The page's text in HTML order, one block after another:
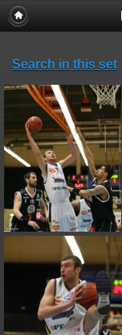
Search in this set